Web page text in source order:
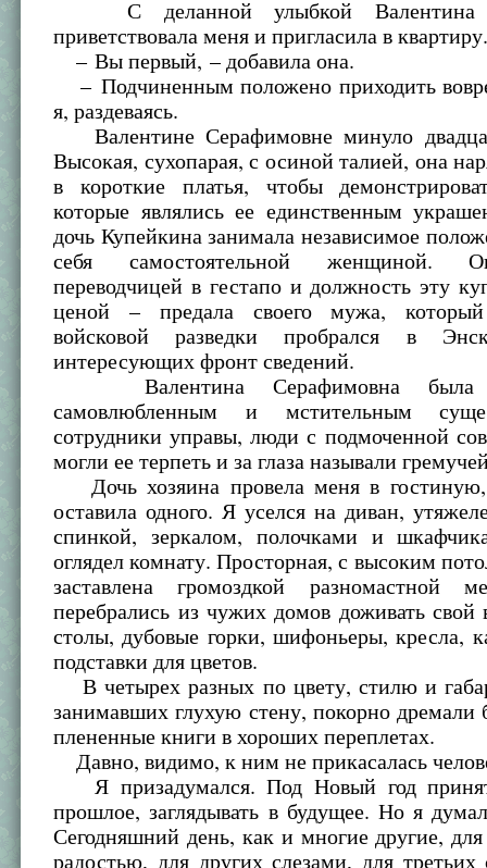
С деланной улыбкой Валентина
приветствовала меня и пригласила в
– Вы первый, – добавила она.
– Подчиненным положено приходить
я, раздеваясь.
Валентине Серафимовне минуло
Высокая, сухопарая, с осиной талией, она
в короткие платья, чтобы
которые являлись ее единственным
дочь Купейкина занимала независимое
себя самостоятельной женщиной.
переводчицей в гестапо и должность эту
ценой – предала своего мужа,
войсковой разведки пробрался в
интересующих фронт сведений.
Валентина Серафимовна была
самовлюбленным и мстительным
сотрудники управы, люди с подмоченной
могли ее терпеть и за глаза называли
Дочь хозяина провела меня в
оставила одного. Я уселся на диван,
спинкой, зеркалом, полочками и
оглядел комнату. Просторная, с высоким
заставлена громоздкой разномастной
перебрались из чужих домов доживать свой
столы, дубовые горки, шифоньеры, кресла,
подставки для цветов.
В четырех разных по цвету, стилю и
занимавших глухую стену, покорно дремали
плененные книги в хороших переплетах.
Давно, видимо, к ним не прикасалась
Я призадумался. Под Новый год
прошлое, заглядывать в будущее. Но я
Сегодняшний день, как и многие другие,
радостью, для других слезами, для